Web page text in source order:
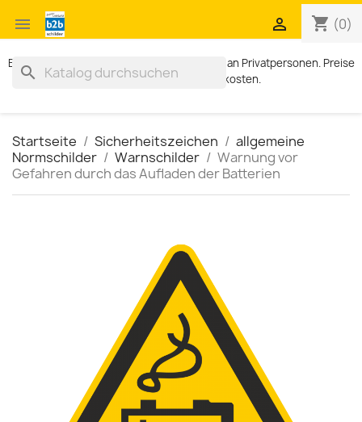
 shopping_cart (0)

Exklusiv für Geschäftskunden. Kein Verkauf an Privatpersonen. Preise
zzgl. MWST und Versandkosten.
search
Startseite Sicherheitszeichen
allgemeine
Normschilder
Warnschilder
Warnung vor
Gefahren durch das Aufladen der Batterien